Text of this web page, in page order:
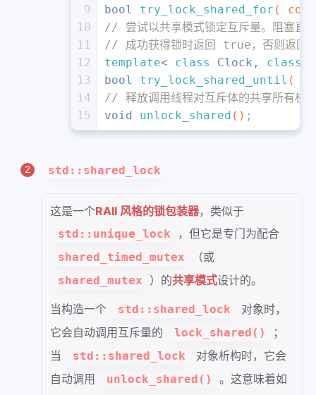
9
10
11
12
13
14
15
bool
try_lock_shared_for (
// 尝试以共享模式锁定互斥量。阻塞
// 成功获得锁时返回 true，否则返
template< class Clock, class
bool
try_lock_shared_until (
// 释放调用线程对互斥体的共享所有权
void
unlock_shared () ;
std::shared_lock
这是一个RAII 风格的锁包装器，类似于
std::unique_lock ，但它是专门为配合
shared_timed_mutex （或
shared_mutex ）的共享模式设计的。
当构造一个 std::shared_lock
对象时，
它会自动调用互斥量的
lock_shared()
；
当
std::shared_lock
对象析构时，它会
自动调用
unlock_shared()
。这意味着如